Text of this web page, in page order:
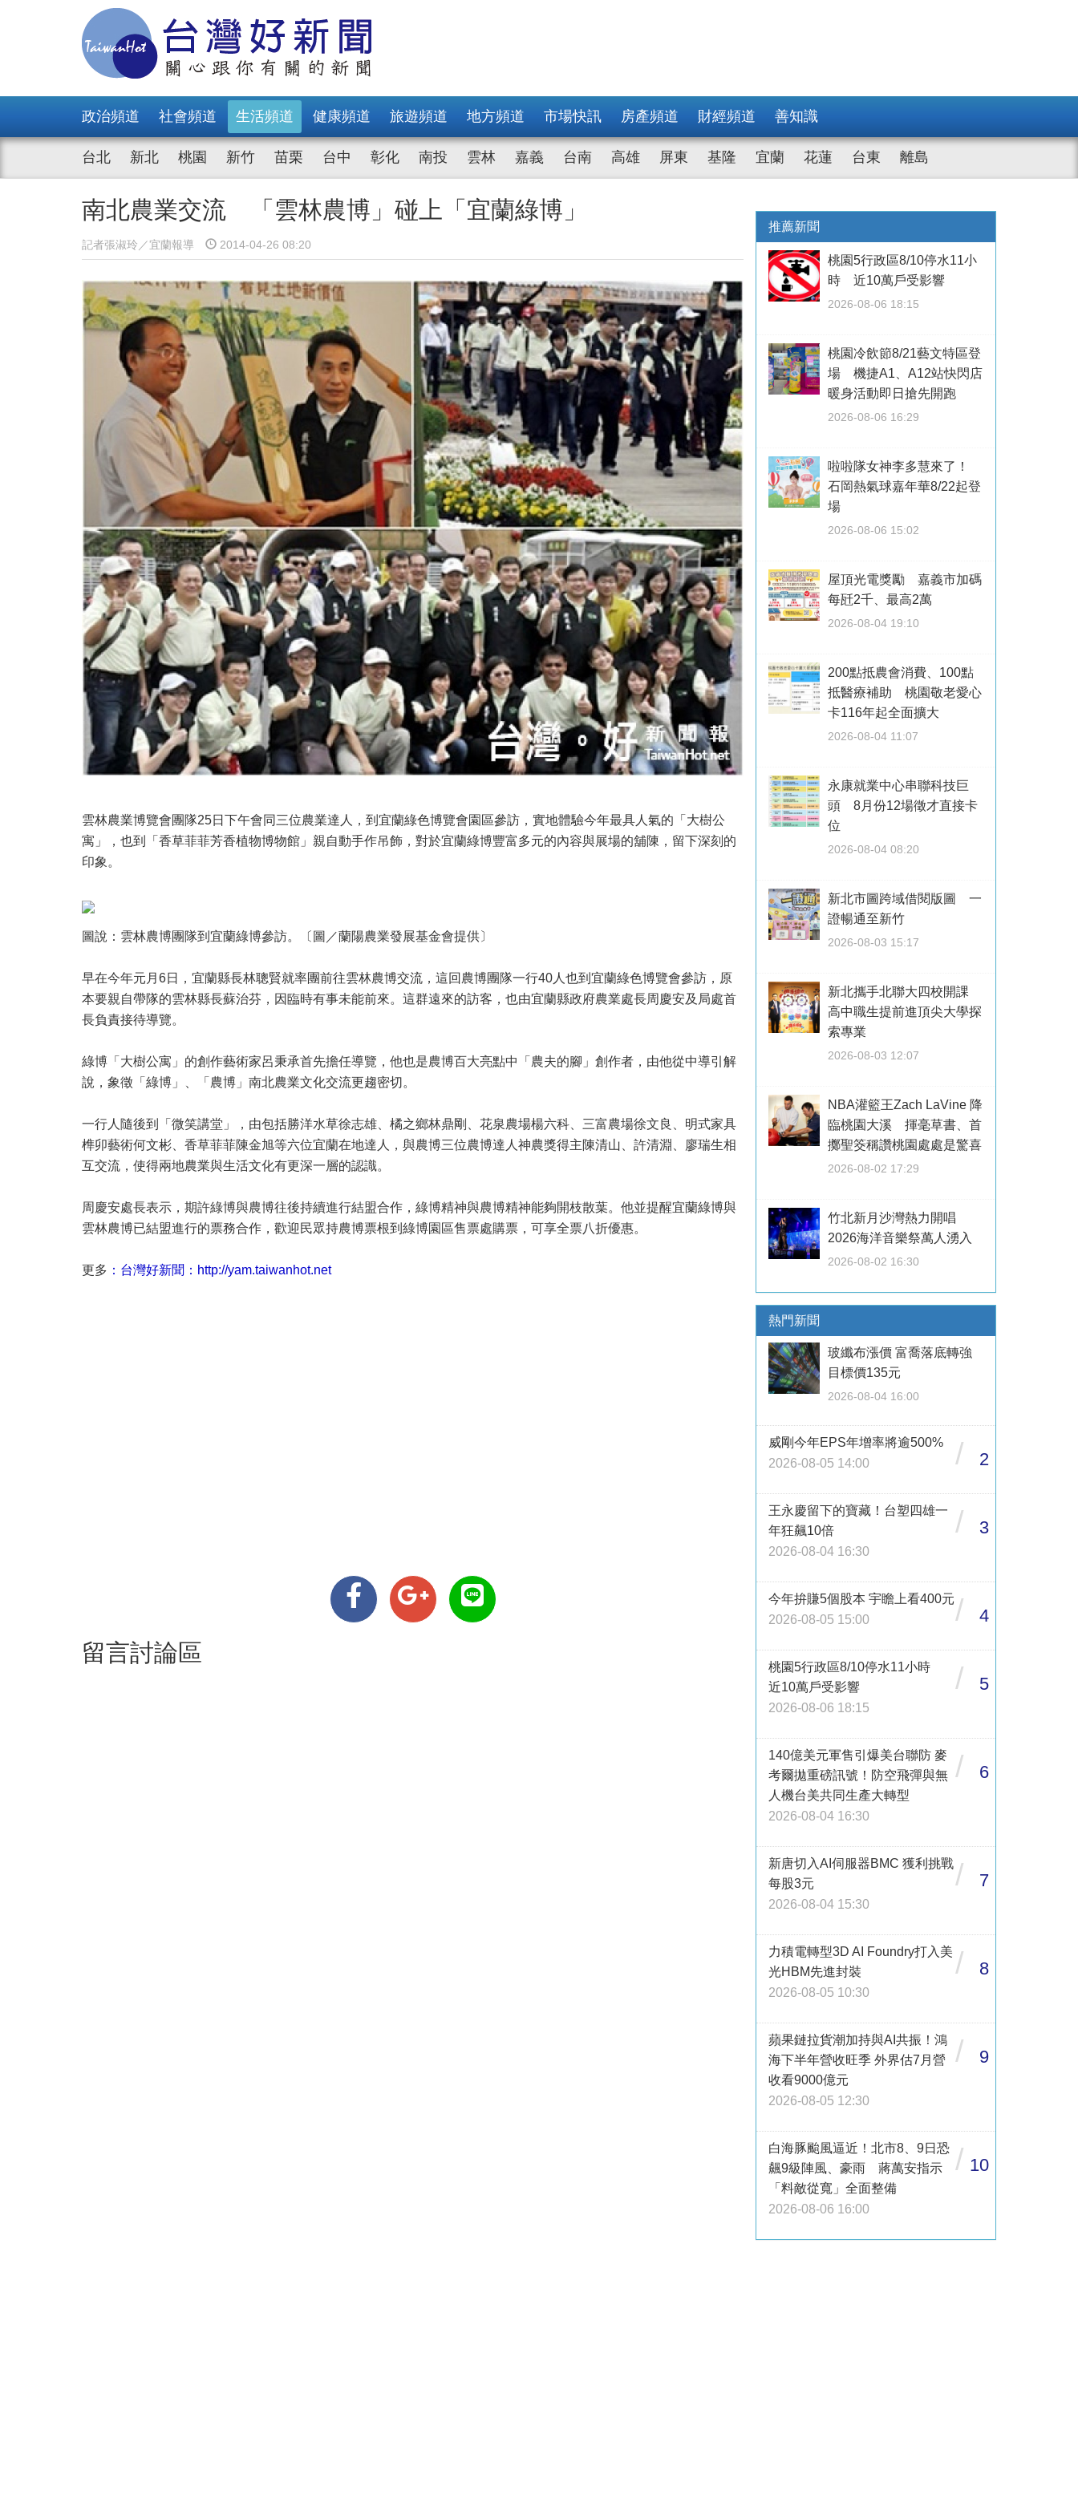
政治頻道 社會頻道 生活頻道 健康頻道 旅遊頻道 地方頻道 市場快訊 房產頻道 財經頻道 善知識
台北 新北 桃園 新竹 苗栗 台中 彰化 南投 雲林 嘉義 台南 高雄 屏東 基隆 宜蘭 花蓮 台東 離島
南北農業交流 「雲林農博」碰上「宜蘭綠博」
記者張淑玲／宜蘭報導 2014-04-26 08:20
雲林農業博覽會團隊25日下午會同三位農業達人，到宜蘭綠色博覽會園區參訪，實地體驗今年最具人氣的「大樹公
寓」，也到「香草菲菲芳香植物博物館」親自動手作吊飾，對於宜蘭綠博豐富多元的內容與展場的舖陳，留下深刻的
印象。
圖說：雲林農博團隊到宜蘭綠博參訪。〔圖／蘭陽農業發展基金會提供〕
早在今年元月6日，宜蘭縣長林聰賢就率團前往雲林農博交流，這回農博團隊一行40人也到宜蘭綠色博覽會參訪，原
本要親自帶隊的雲林縣長蘇治芬，因臨時有事未能前來。這群遠來的訪客，也由宜蘭縣政府農業處長周慶安及局處首
長負責接待導覽。
綠博「大樹公寓」的創作藝術家呂秉承首先擔任導覽，他也是農博百大亮點中「農夫的腳」創作者，由他從中導引解
說，象徵「綠博」、「農博」南北農業文化交流更趨密切。
一行人隨後到「微笑講堂」，由包括勝洋水草徐志雄、橘之鄉林鼎剛、花泉農場楊六科、三富農場徐文良、明式家具
榫卯藝術何文彬、香草菲菲陳金旭等六位宜蘭在地達人，與農博三位農博達人神農獎得主陳清山、許清淵、廖瑞生相
互交流，使得兩地農業與生活文化有更深一層的認識。
周慶安處長表示，期許綠博與農博往後持續進行結盟合作，綠博精神與農博精神能夠開枝散葉。他並提醒宜蘭綠博與
雲林農博已結盟進行的票務合作，歡迎民眾持農博票根到綠博園區售票處購票，可享全票八折優惠。
更多 ：台灣好新聞：http://yam.taiwanhot.net
留言討論區
推薦新聞
桃園5行政區8/10停水11小
時 近10萬戶受影響
2026-08-06 18:15
桃園冷飲節8/21藝文特區登
場 機捷A1、A12站快閃店
暖身活動即日搶先開跑
2026-08-06 16:29
啦啦隊女神李多慧來了！
石岡熱氣球嘉年華8/22起登
場
2026-08-06 15:02
屋頂光電獎勵 嘉義市加碼
每瓩2千、最高2萬
2026-08-04 19:10
200點抵農會消費、100點
抵醫療補助 桃園敬老愛心
卡116年起全面擴大
2026-08-04 11:07
永康就業中心串聯科技巨
頭 8月份12場徵才直接卡
位
2026-08-04 08:20
新北市圖跨域借閱版圖 一
證暢通至新竹
2026-08-03 15:17
新北攜手北聯大四校開課
高中職生提前進頂尖大學探
索專業
2026-08-03 12:07
NBA灌籃王Zach LaVine 降
臨桃園大溪 揮毫草書、首
擲聖筊稱讚桃園處處是驚喜
2026-08-02 17:29
竹北新月沙灣熱力開唱
2026海洋音樂祭萬人湧入
2026-08-02 16:30
熱門新聞
玻纖布漲價 富喬落底轉強
目標價135元
2026-08-04 16:00
威剛今年EPS年增率將逾500%
2026-08-05 14:00
/ 2
王永慶留下的寶藏！台塑四雄一
年狂飆10倍
2026-08-04 16:30
/ 3
今年拚賺5個股本 宇瞻上看400元
2026-08-05 15:00
/ 4
桃園5行政區8/10停水11小時
近10萬戶受影響
2026-08-06 18:15
/ 5
140億美元軍售引爆美台聯防 麥
考爾拋重磅訊號！防空飛彈與無
人機台美共同生產大轉型
2026-08-04 16:30
/ 6
新唐切入AI伺服器BMC 獲利挑戰
每股3元
2026-08-04 15:30
/ 7
力積電轉型3D AI Foundry打入美
光HBM先進封裝
2026-08-05 10:30
/ 8
蘋果鏈拉貨潮加持與AI共振！鴻
海下半年營收旺季 外界估7月營
收看9000億元
2026-08-05 12:30
/ 9
白海豚颱風逼近！北市8、9日恐
飆9級陣風、豪雨 蔣萬安指示
「料敵從寬」全面整備
2026-08-06 16:00
/ 10